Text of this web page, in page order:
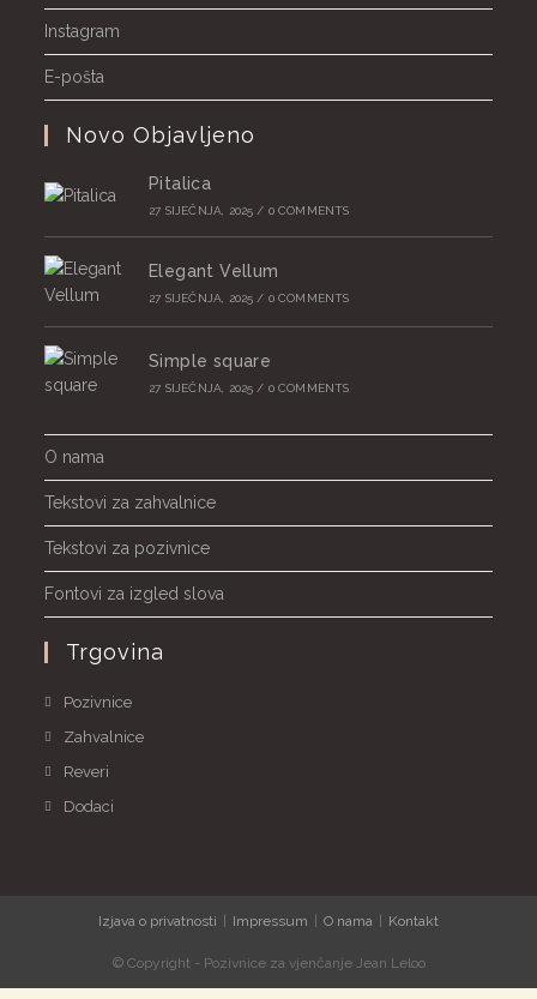
Instagram
E-pošta
Novo Objavljeno
Pitalica
27 SIJEČNJA, 2025 / 0 COMMENTS
Elegant Vellum
27 SIJEČNJA, 2025 / 0 COMMENTS
Simple square
27 SIJEČNJA, 2025 / 0 COMMENTS
O nama
Tekstovi za zahvalnice
Tekstovi za pozivnice
Fontovi za izgled slova
Trgovina
Pozivnice
Zahvalnice
Reveri
Dodaci
Izjava o privatnosti Impressum O nama Kontakt
© Copyright - Pozivnice za vjenčanje Jean Leloo